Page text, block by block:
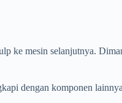
ke mesin selanjutnya.
dengan komponen